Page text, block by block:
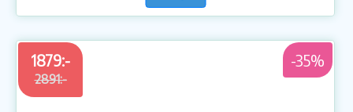
1879:-
2891:-
-35%